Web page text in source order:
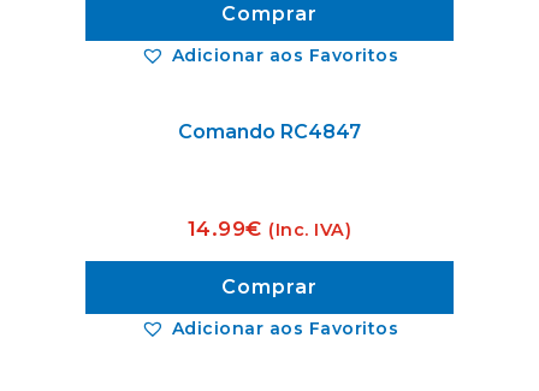
Adicionar aos Favoritos
Comprar
Adicionar aos Favoritos
Comando RC4847
14.99€ (Inc. IVA)
Comprar